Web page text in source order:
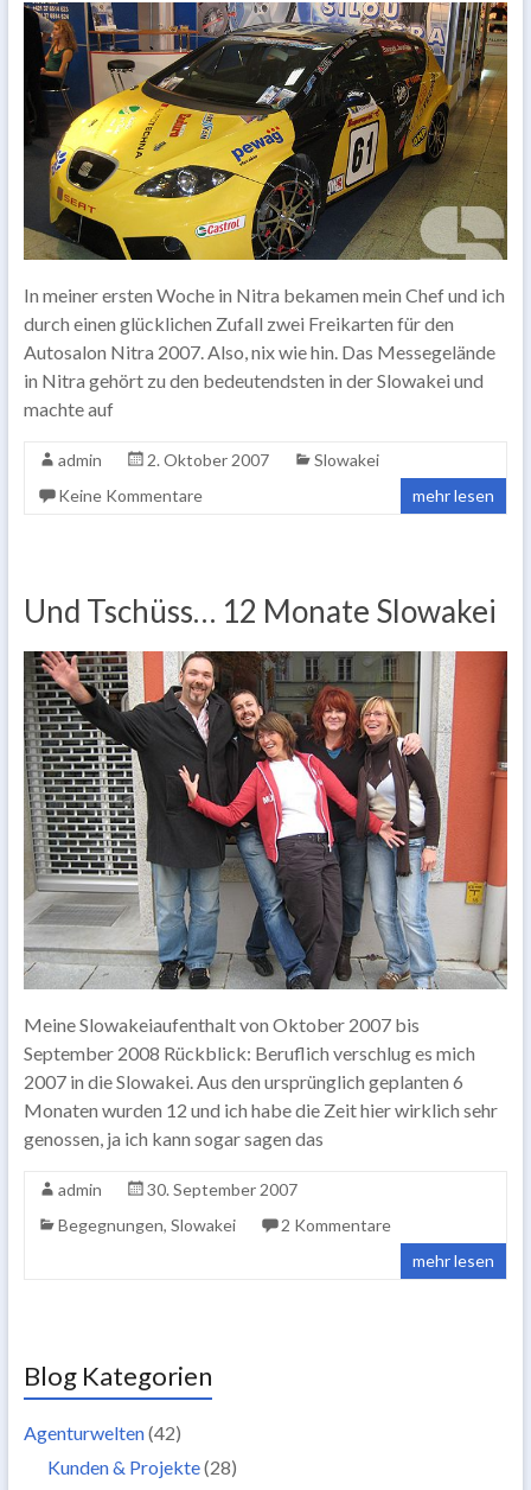
In meiner ersten Woche in Nitra bekamen mein Chef und ich
durch einen glücklichen Zufall zwei Freikarten für den
Autosalon Nitra 2007. Also, nix wie hin. Das Messegelände
in Nitra gehört zu den bedeutendsten in der Slowakei und
machte auf
admin 2. Oktober 2007
Slowakei
Keine Kommentare
mehr lesen
Und Tschüss… 12 Monate Slowakei
Meine Slowakeiaufenthalt von Oktober 2007 bis
September 2008 Rückblick: Beruflich verschlug es mich
2007 in die Slowakei. Aus den ursprünglich geplanten 6
Monaten wurden 12 und ich habe die Zeit hier wirklich sehr
genossen, ja ich kann sogar sagen das
admin
30. September 2007
Begegnungen, Slowakei
2 Kommentare
mehr lesen
Blog Kategorien
Agenturwelten(42)
Kunden & Projekte(28)